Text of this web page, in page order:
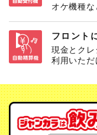
タッチパ
来店時の
オケ機種
フロント
利用いただ